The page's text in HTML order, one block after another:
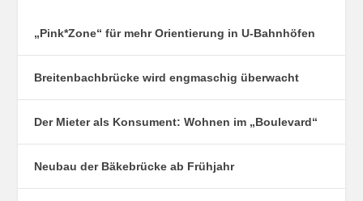
„Pink*Zone“ für mehr Orientierung in U-Bahnhöfen
Breitenbachbrücke wird engmaschig überwacht
Der Mieter als Konsument: Wohnen im „Boulevard“
Neubau der Bäkebrücke ab Frühjahr